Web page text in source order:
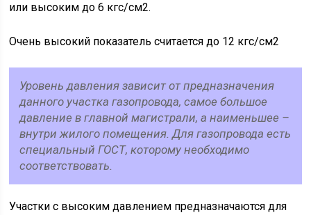
или высоким до 6 кгс/см2.
Очень высокий показатель считается до 12 кгс/см2
Уровень давления зависит от предназначения
данного участка газопровода, самое большое
давление в главной магистрали, а наименьшее –
внутри жилого помещения. Для газопровода есть
специальный ГОСТ, которому необходимо
соответствовать.
Участки с высоким давлением предназначаются для